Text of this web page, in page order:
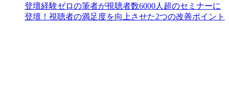
登壇経験ゼロの筆者が視聴者数6000人超のセミナーに
登壇！視聴者の満足度を向上させた2つの改善ポイント